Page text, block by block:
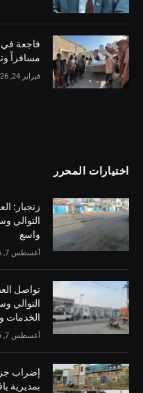
مسافراً
فبراير 24, 2026
اختيارات المحرر
زنجبار:
التوالي
واسع
أغسطس 7, 2026
تواصل
التوالي
الخدمات
أغسطس 7, 2026
إضراب
بمديرية